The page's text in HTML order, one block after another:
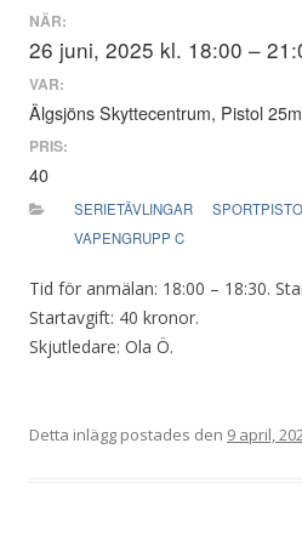
NÄR:
26 juni, 2025 kl. 18:00 –
VAR:
Älgsjöns Skyttecentrum, Pistol 25m
PRIS:
40
SERIETÄVLINGAR
VAPENGRUPP C
Tid för anmälan: 18:00 – 18:30.
Startavgift: 40 kronor.
Skjutledare: Ola Ö.
Detta inlägg postades den 9 april,